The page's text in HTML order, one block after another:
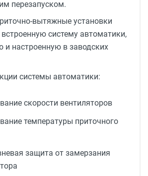
перезапуском.
вытяжные установки
систему автоматики,
и настроенную в заводских
системы автоматики:
скорости вентиляторов
температуры приточного
защита от замерзания